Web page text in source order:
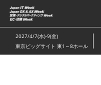
ス
キ
ッ
し
2027/4/7(水)-9(金)
東京ビッグサイト 東1～8ホール